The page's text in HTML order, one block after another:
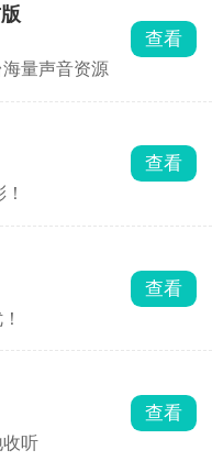
量声音资源
查看
查看
查看
听
查看